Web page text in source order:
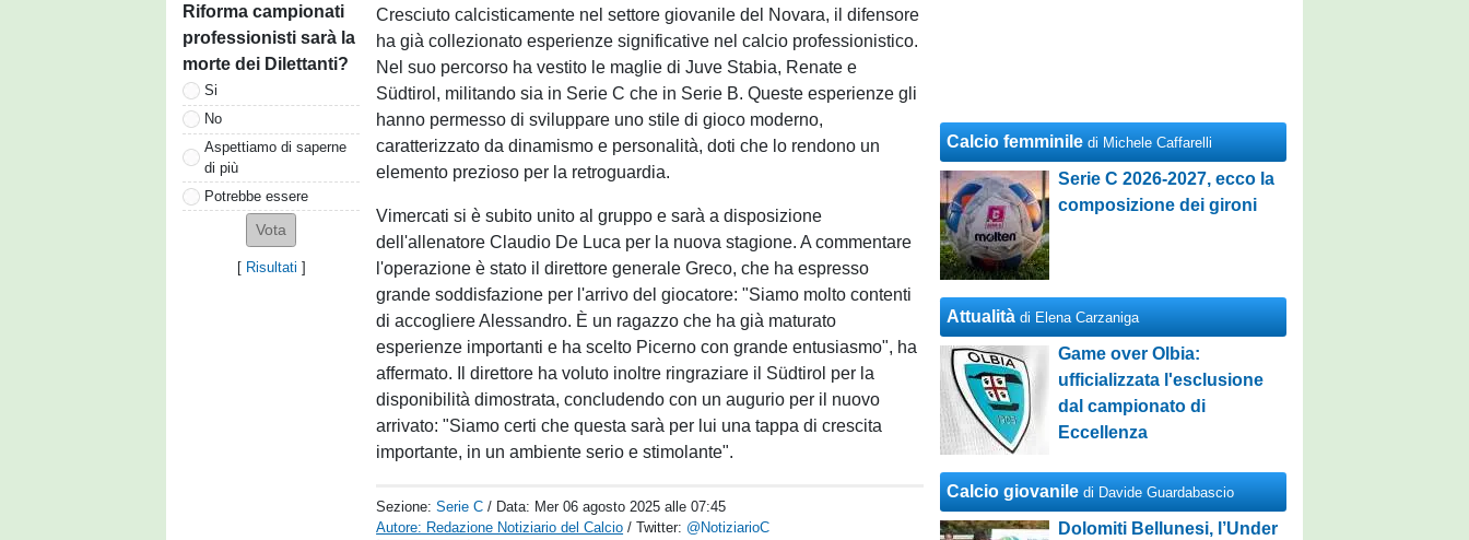
Riforma campionati
professionisti sarà la
morte dei Dilettanti?
Si
No
Aspettiamo di saperne
di più
Potrebbe essere
[ Risultati ]
Cresciuto calcisticamente nel settore giovanile del Novara, il difensore
ha già collezionato esperienze significative nel calcio professionistico.
Nel suo percorso ha vestito le maglie di Juve Stabia, Renate e
Südtirol, militando sia in Serie C che in Serie B. Queste esperienze gli
hanno permesso di sviluppare uno stile di gioco moderno,
caratterizzato da dinamismo e personalità, doti che lo rendono un
elemento prezioso per la retroguardia.
Vimercati si è subito unito al gruppo e sarà a disposizione
dell'allenatore Claudio De Luca per la nuova stagione. A commentare
l'operazione è stato il direttore generale Greco, che ha espresso
grande soddisfazione per l'arrivo del giocatore: "Siamo molto contenti
di accogliere Alessandro. È un ragazzo che ha già maturato
esperienze importanti e ha scelto Picerno con grande entusiasmo", ha
affermato. Il direttore ha voluto inoltre ringraziare il Südtirol per la
disponibilità dimostrata, concludendo con un augurio per il nuovo
arrivato: "Siamo certi che questa sarà per lui una tappa di crescita
importante, in un ambiente serio e stimolante".
Sezione:Serie C / Data: Mer 06 agosto 2025 alle 07:45
Autore: Redazione Notiziario del Calcio / Twitter: @NotiziarioC
Calcio femminile di Michele Caffarelli
Serie C 2026-2027, ecco la
composizione dei gironi
Attualità di Elena Carzaniga
Game over Olbia:
ufficializzata l'esclusione
dal campionato di
Eccellenza
Calcio giovanile di Davide Guardabascio
Dolomiti Bellunesi, l’Under